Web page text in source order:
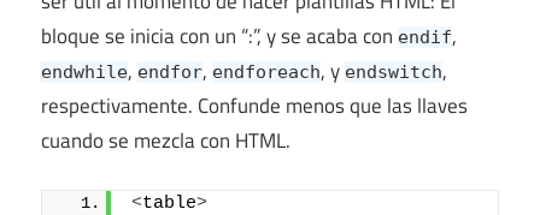
bloque se inicia con un “:”, y se acaba con endif,
endwhile, endfor, endforeach, y endswitch,
respectivamente. Confunde menos que las llaves
cuando se mezcla con HTML.
<table>